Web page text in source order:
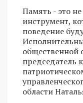
Память - это
инструмент,
поведение
общественной
председатель
области